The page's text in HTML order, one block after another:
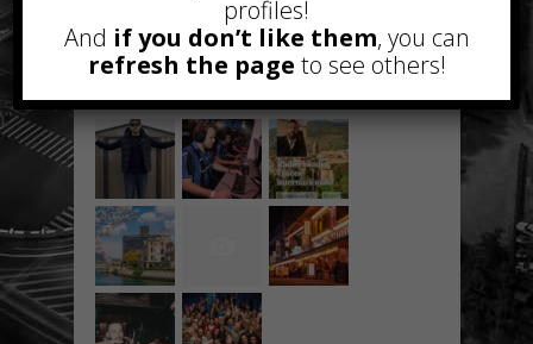
NEWS IN UNA FOTO
profiles!
And if you don’t like them, you can
refresh the page to see others!